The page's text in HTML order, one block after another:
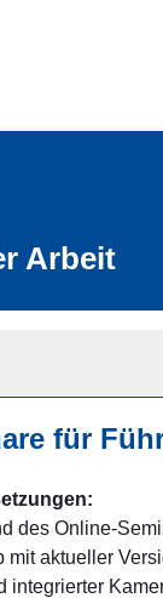
Arbeit
für
des Online-
mit aktueller
integrierter